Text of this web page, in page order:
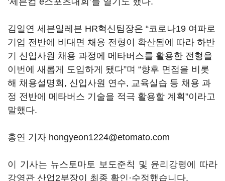
김일연 세븐일레븐 HR혁신팀장은 “코로나19 여파로
기업 전반에 비대면 채용 전형이 확산됨에 따라 하반
기 신입사원 채용 과정에 메타버스를 활용한 전형을
이번에 새롭게 도입하게 됐다”며 “향후 면접을 비롯
해 채용설명회, 신입사원 연수, 교육실습 등 채용 과
정 전반에 메타버스 기술을 적극 활용할 계획”이라고
말했다.
홍연 기자 hongyeon1224@etomato.com
이 기사는 뉴스토마토 보도준칙 및 윤리강령에 따라
강영관 산업2부장이 최종 확인·수정했습니다.